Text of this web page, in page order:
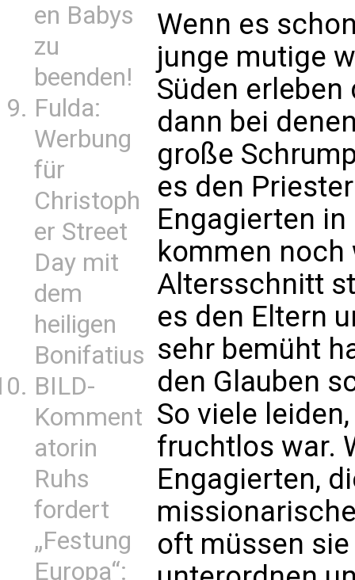
en Babys
zu
beenden!
Fulda:
Werbung
für
Christoph
er Street
Day mit
dem
heiligen
Bonifatius
BILD-
Komment
atorin
Ruhs
fordert
„Festung
Europa“:
Wenn es
junge mutige
Süden
dann bei
große
es den
Engagierten
kommen noch
Altersschnitt
es den Eltern
sehr bemüht
den Glauben
So viele
fruchtlos war.
Engagierten,
oft müssen